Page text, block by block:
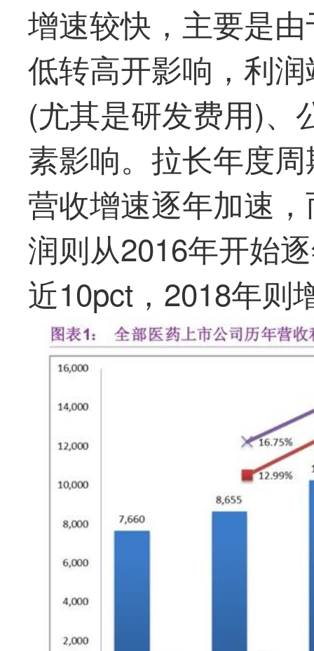
增速较快，主要是
低转高开影响，利
(尤其是研发费用)、
素影响。拉长年度
营收增速逐年加速
润则从2016年开始
近10pct，2018年则